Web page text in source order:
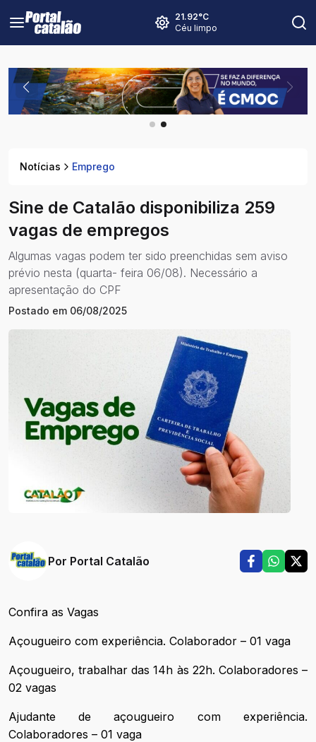
21.92°C
Céu limpo
Notícias Emprego
Sine de Catalão disponibiliza 259
vagas de empregos
Algumas vagas podem ter sido preenchidas sem aviso
prévio nesta (quarta- feira 06/08). Necessário a
apresentação do CPF
Postado em 06/08/2025
Por Portal Catalão
Confira as Vagas
Açougueiro com experiência. Colaborador – 01 vaga
Açougueiro, trabalhar das 14h às 22h. Colaboradores –
02 vagas
Ajudante de açougueiro com experiência.
Colaboradores – 01 vaga